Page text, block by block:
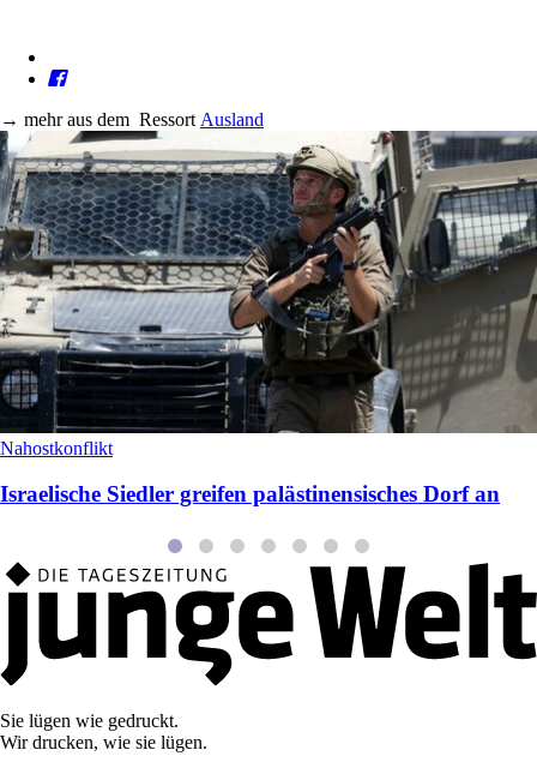
→ mehr aus dem Ressort Ausland
Nahostkonflikt
Israelische Siedler greifen palästinensisches Dorf an
Sie lügen wie gedruckt.
Wir drucken, wie sie lügen.